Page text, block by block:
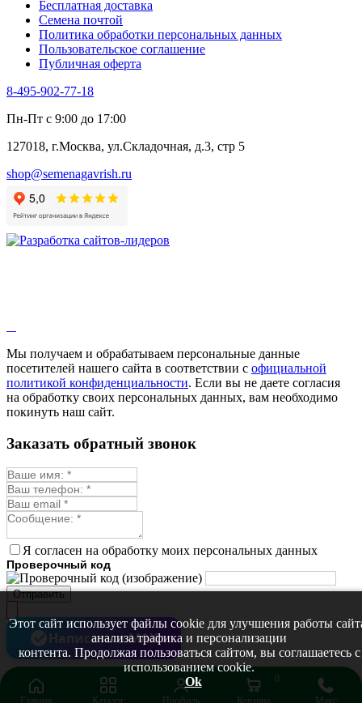
Черемша
Шпинат
Щавель
Эндивий
Эстрагон
Алтей
Бессмертник
Валериана
Валерианелла
Гибискус лекарственный
Девясил
Душица
Змееголовник
Мыльнянка
Мята
Овсяный корень
Огуречная трава
Пустырник
Репешок
Синюха
Смесь лекарственных
Стевия
Тимьян ползучий (чабрец)
Фенхель лекарственный
Цикорий лекарственный
Череда лекарственная
Чернокорень
Шалфей
Семена ягод
Брусника
Голубика
Бесплатная доставка
Семена почтой
Политика обработки персональных данных
Пользовательское соглашение
Публичная оферта
8-495-902-77-18
Пн-Пт с 9:00 до 17:00
127018, г.Москва, ул.Складочная, д.3, стр 5
shop@semenagavrish.ru
Мы получаем и обрабатываем персональные данные
посетителей нашего сайта в соответствии с официальной
политикой конфиденциальности. Если вы не даете согласия
на обработку своих персональных данных, вам необходимо
покинуть наш сайт.
Этот сайт использует файлы cookie для улучшения работы
анализа трафика и персонализации
контента. Продолжая пользоваться сайтом, вы соглашаетесь с
использованием cookie.
Ok
Заказать обратный звонок
Я согласен на обработку моих персональных данных
Проверочный код
Отправить
Главная Каталог Профиль
0
Корзина
Макс
Написать в MAX